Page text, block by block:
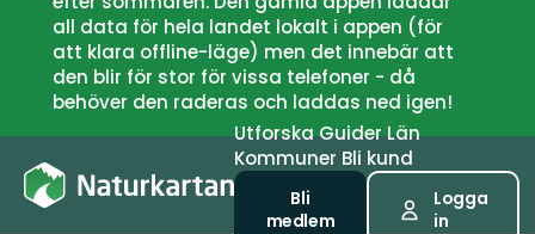
all data för hela landet lokalt i appen (för
att klara offline-läge) men det innebär att
den blir för stor för vissa telefoner - då
behöver den raderas och laddas ned igen!
UtforskaGuiderLän
Kommuner Bli kund
Bli
medlem
Logga
in